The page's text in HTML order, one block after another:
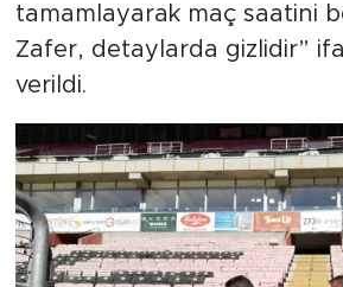
tamamlayarak maç saatini
Zafer, detaylarda gizlidir”
verildi.